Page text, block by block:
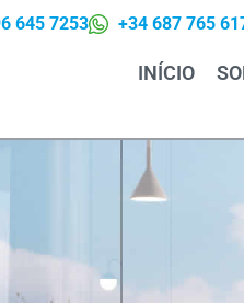
645 7253 +34 687 765
INÍCIO